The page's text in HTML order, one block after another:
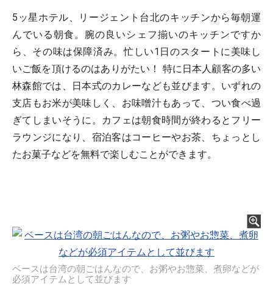
5ッ星ホテル、リージェント台北のキッチンから毎朝運
んでいる朝食。腕の良いシェフ揃いのキッチンですか
ら、その味は保障済み。忙しい1日のスタートに美味し
いご飯を頂けるのはありがたい！ 特に日本人顧客の多い
林森館では、日本式のカレーなども並びます。いずれの
支店もお米が美味しく、お味噌汁もあって、つい食べ過
ぎてしまいそうに。カフェは朝食時間が終わるとフリー
ラウンジになり、宿泊客はコーヒーやお茶、ちょっとし
たお菓子などを無料で楽しむことができます。
ベースは台湾の朝ごはんなので、お粥やお惣菜、煮卵などが
必須アイテムとして並びます